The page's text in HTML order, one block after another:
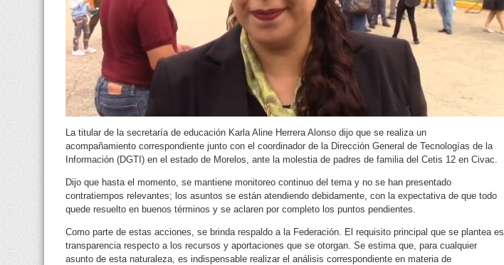
La titular de la secretaría de educación Karla Aline Herrera Alonso dijo que se realiza un
acompañamiento correspondiente junto con el coordinador de la Dirección General de Tecnologías de la
Información (DGTI) en el estado de Morelos, ante la molestia de padres de familia del Cetis 12 en Civac.
Dijo que hasta el momento, se mantiene monitoreo continuo del tema y no se han presentado
contratiempos relevantes; los asuntos se están atendiendo debidamente, con la expectativa de que todo
quede resuelto en buenos términos y se aclaren por completo los puntos pendientes.
Como parte de estas acciones, se brinda respaldo a la Federación. El requisito principal que se plantea es
transparencia respecto a los recursos y aportaciones que se otorgan. Se estima que, para cualquier
asunto de esta naturaleza, es indispensable realizar el análisis correspondiente en materia de